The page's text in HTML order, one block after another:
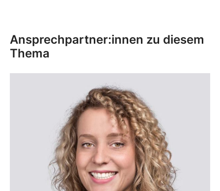
Ansprechpartner:innen zu diesem
Thema